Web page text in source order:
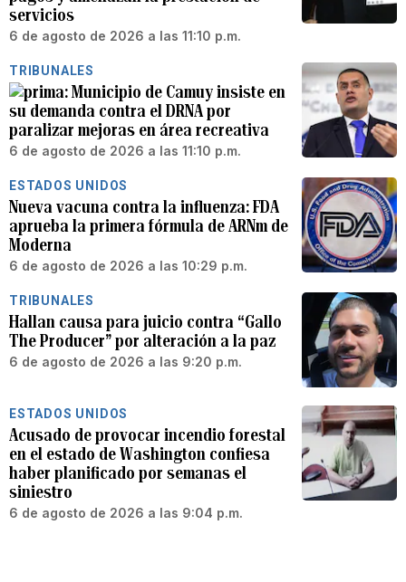
servicios
6 de agosto de 2026 a las 11:10 p.m.
TRIBUNALES
Municipio de Camuy insiste en
su demanda contra el DRNA por
paralizar mejoras en área recreativa
6 de agosto de 2026 a las 11:10 p.m.
ESTADOS UNIDOS
Nueva vacuna contra la influenza: FDA
aprueba la primera fórmula de ARNm de
Moderna
6 de agosto de 2026 a las 10:29 p.m.
TRIBUNALES
Hallan causa para juicio contra “Gallo
The Producer” por alteración a la paz
6 de agosto de 2026 a las 9:20 p.m.
ESTADOS UNIDOS
Acusado de provocar incendio forestal
en el estado de Washington confiesa
haber planificado por semanas el
siniestro
6 de agosto de 2026 a las 9:04 p.m.